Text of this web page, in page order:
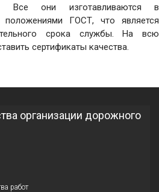
Все они изготавливаются в
ГОСТ, что является
срока службы. На всю
сертификаты качества.
организации дорожного
работ